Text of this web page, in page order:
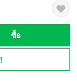
ซื้อ